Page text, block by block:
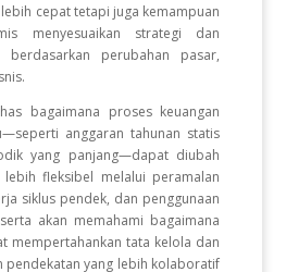
cepat tetapi juga kemampuan
menyesuaikan strategi dan
berdasarkan perubahan pasar,
bagaimana proses keuangan
anggaran tahunan statis
yang panjang—dapat diubah
fleksibel melalui peramalan
siklus pendek, dan penggunaan
akan memahami bagaimana
mempertahankan tata kelola dan
pendekatan yang lebih kolaboratif